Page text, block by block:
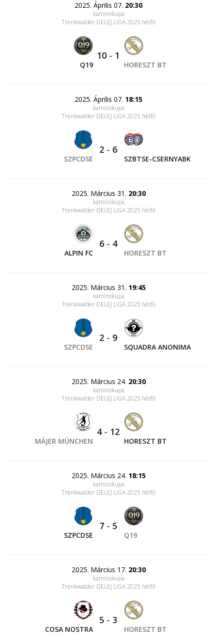
2025. Április 07. 20:30
kaminokupa
Trenkwalder DELEJ LIGA 2025 hétfő
Q19
10 - 1
HORESZT BT
2025. Április 07. 18:15
kaminokupa
Trenkwalder DELEJ LIGA 2025 hétfő
SZPCDSE
2 - 6
SZBTSE-CSERNYABK
2025. Március 31. 20:30
kaminokupa
Trenkwalder DELEJ LIGA 2025 hétfő
ALPIN FC
6 - 4
HORESZT BT
2025. Március 31. 19:45
kaminokupa
Trenkwalder DELEJ LIGA 2025 hétfő
SZPCDSE
2 - 9
SQUADRA ANONIMA
2025. Március 24. 20:30
kaminokupa
Trenkwalder DELEJ LIGA 2025 hétfő
MÁJER MÜNCHEN
4- 12
HORESZT BT
2025. Március 24. 18:15
kaminokupa
Trenkwalder DELEJ LIGA 2025 hétfő
SZPCDSE
7 - 5
Q19
2025. Március 17. 20:30
kaminokupa
Trenkwalder DELEJ LIGA 2025 hétfő
COSA NOSTRA
5 - 3
HORESZT BT